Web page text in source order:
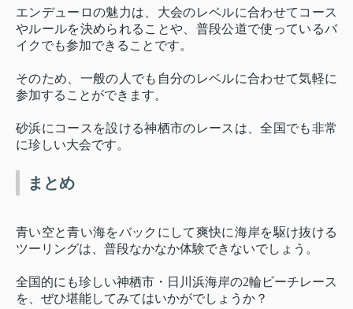
エンデューロの魅力は、大会のレベルに合わせてコース
やルールを決められることや、普段公道で使っているバ
イクでも参加できることです。
そのため、一般の人でも自分のレベルに合わせて気軽に
参加することができます。
砂浜にコースを設ける神栖市のレースは、全国でも非常
に珍しい大会です。
まとめ
青い空と青い海をバックにして爽快に海岸を駆け抜ける
ツーリングは、普段なかなか体験できないでしょう。
全国的にも珍しい神栖市・日川浜海岸の2輪ビーチレース
を、ぜひ堪能してみてはいかがでしょうか？